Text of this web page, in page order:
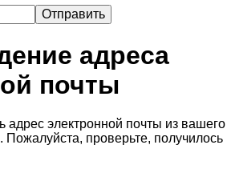
адреса
почты
адрес электронной почты из вашего
проверьте, получилось